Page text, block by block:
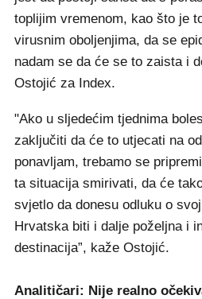
toplijim vremenom, kao što je
virusnim oboljenjima, da se
nadam se da će se to zaista i
Ostojić za Index.
"Ako u sljedećim tjednima
zaključiti da će to utjecati na
ponavljam, trebamo se
ta situacija smirivati, da će
svjetlo da donesu odluku o
Hrvatska biti i dalje poželjna i
destinacija”, kaže Ostojić.
Analitičari: Nije realno